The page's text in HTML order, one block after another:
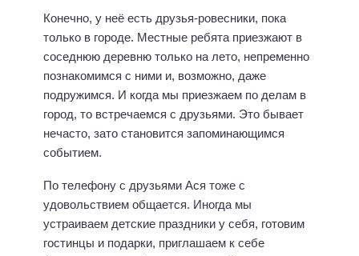
Конечно, у неё есть друзья-ровесники, пока
только в городе. Местные ребята приезжают в
соседнюю деревню только на лето, непременно
познакомимся с ними и, возможно, даже
подружимся. И когда мы приезжаем по делам в
город, то встречаемся с друзьями. Это бывает
нечасто, зато становится запоминающимся
событием.
По телефону с друзьями Ася тоже с
удовольствием общается. Иногда мы
устраиваем детские праздники у себя, готовим
гостинцы и подарки, приглашаем к себе